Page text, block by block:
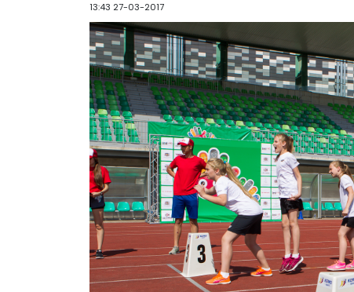
13:43 27-03-2017